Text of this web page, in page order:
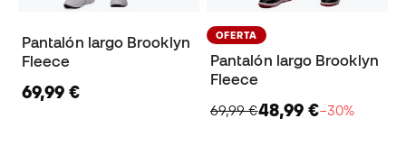
Pantalón largo Brooklyn
Fleece
69,99 €
OFERTA
Pantalón largo Brooklyn
Fleece
69,99 €48,99 €−30%